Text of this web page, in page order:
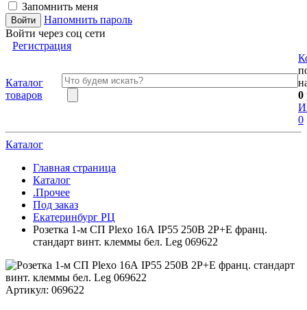
Запомнить меня
Напомнить пароль
Войти через соц сети
Регистрация
Каталог
товаров
0
0
Каталог
Главная страница
Каталог
.Прочее
Под заказ
Екатеринбург РЦ
Розетка 1-м СП Plexo 16А IP55 250В 2P+E франц.
стандарт винт. клеммы бел. Leg 069622
Артикул: 069622